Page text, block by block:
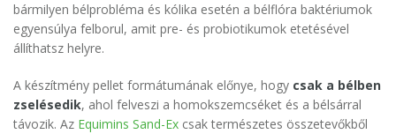
bármilyen bélprobléma és kólika esetén a bélflóra baktériumok
egyensúlya felborul, amit pre- és probiotikumok etetésével
állíthatsz helyre.
A készítmény pellet formátumának előnye, hogy csak a bélben
zselésedik, ahol felveszi a homokszemcséket és a bélsárral
távozik. Az Equimins Sand-Ex csak természetes összetevőkből